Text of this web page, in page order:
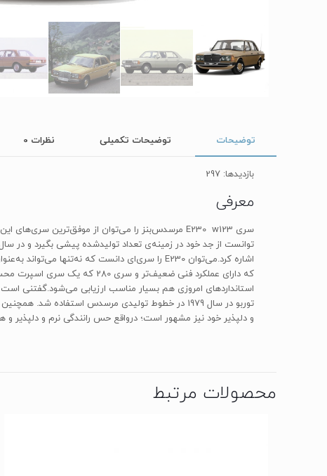
توضیحات توضیحات تکمیلی نظرات 0
بازدیدها: 297
معرفی
استانداردهای امروزی هم بسیار مناسب ارزیابی می‌شود.گفتنی
و دلپذیر خود نیز مشهور است؛ درواقع حس رانندگی نرم و دلپذیر و
محصولات مرتبط